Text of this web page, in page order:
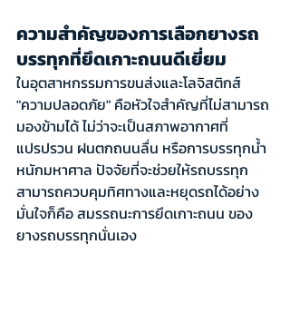
ความสำคัญของการเลือกยางรถ
บรรทุกที่ยึดเกาะถนนดีเยี่ยม
ในอุตสาหกรรมการขนส่งและโลจิสติกส์
"ความปลอดภัย" คือหัวใจสำคัญที่ไม่สามารถ
มองข้ามได้ ไม่ว่าจะเป็นสภาพอากาศที่
แปรปรวน ฝนตกถนนลื่น หรือการบรรทุกน้ำ
หนักมหาศาล ปัจจัยที่จะช่วยให้รถบรรทุก
สามารถควบคุมทิศทางและหยุดรถได้อย่าง
มั่นใจก็คือ สมรรถนะการยึดเกาะถนน ของ
ยางรถบรรทุกนั่นเอง